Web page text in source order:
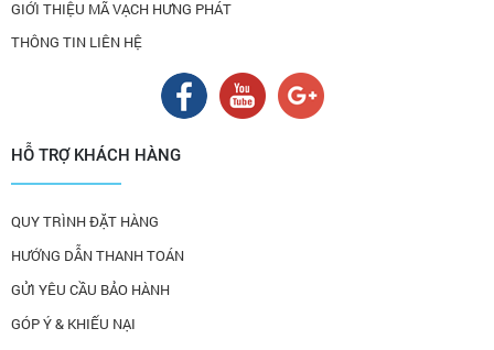
GIỚI THIỆU MÃ VẠCH HƯNG PHÁT
THÔNG TIN LIÊN HỆ
HỖ TRỢ KHÁCH HÀNG
QUY TRÌNH ĐẶT HÀNG
HƯỚNG DẪN THANH TOÁN
GỬI YÊU CẦU BẢO HÀNH
GÓP Ý & KHIẾU NẠI